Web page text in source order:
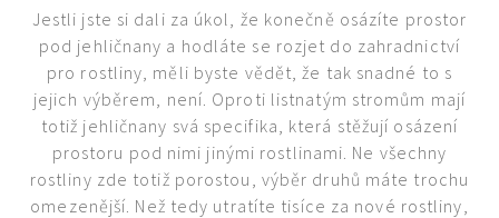
Jestli jste si dali za úkol, že konečně osázíte prostor
pod jehličnany a hodláte se rozjet do zahradnictví
pro rostliny, měli byste vědět, že tak snadné to s
jejich výběrem, není. Oproti listnatým stromům mají
totiž jehličnany svá specifika, která stěžují osázení
prostoru pod nimi jinými rostlinami. Ne všechny
rostliny zde totiž porostou, výběr druhů máte trochu
omezenější. Než tedy utratíte tisíce za nové rostliny,